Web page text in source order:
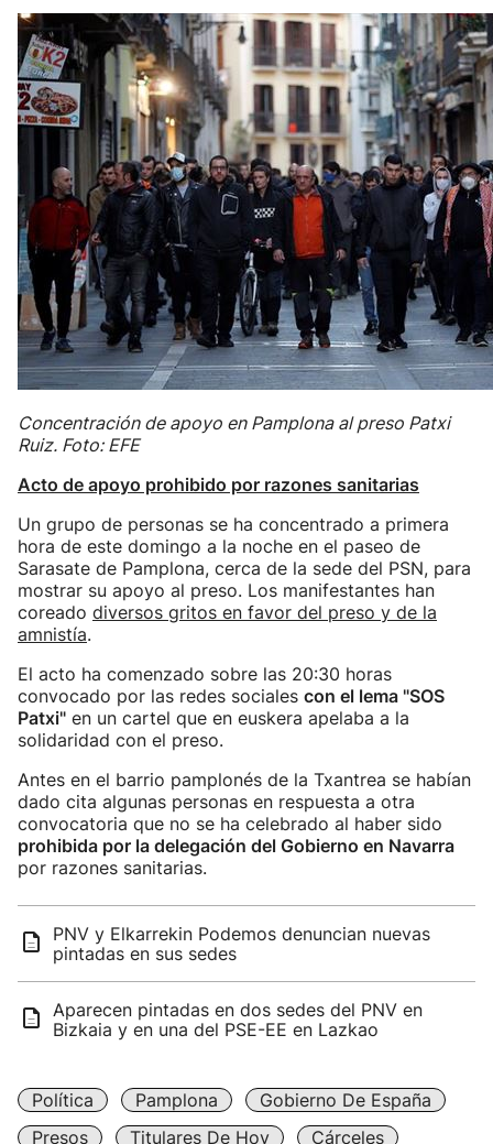
Concentración de apoyo en Pamplona al preso Patxi
Ruiz. Foto: EFE
Acto de apoyo prohibido por razones sanitarias
Un grupo de personas se ha concentrado a primera
hora de este domingo a la noche en el paseo de
Sarasate de Pamplona, cerca de la sede del PSN, para
mostrar su apoyo al preso. Los manifestantes han
coreado diversos gritos en favor del preso y de la
amnistía.
El acto ha comenzado sobre las 20:30 horas
convocado por las redes sociales con el lema "SOS
Patxi" en un cartel que en euskera apelaba a la
solidaridad con el preso.
Antes en el barrio pamplonés de la Txantrea se habían
dado cita algunas personas en respuesta a otra
convocatoria que no se ha celebrado al haber sido
prohibida por la delegación del Gobierno en Navarra
por razones sanitarias.
PNV y Elkarrekin Podemos denuncian nuevas
pintadas en sus sedes
Aparecen pintadas en dos sedes del PNV en
Bizkaia y en una del PSE-EE en Lazkao
Política Pamplona
Gobierno De España
Presos
Titulares De Hoy Cárceles